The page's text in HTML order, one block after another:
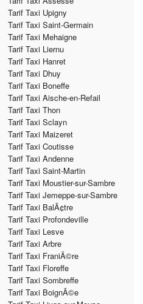
Tarif Taxi Upigny
Tarif Taxi Saint-Germain
Tarif Taxi Mehaigne
Tarif Taxi Liernu
Tarif Taxi Hanret
Tarif Taxi Dhuy
Tarif Taxi Boneffe
Tarif Taxi Aische-en-Refail
Tarif Taxi Thon
Tarif Taxi Sclayn
Tarif Taxi Maizeret
Tarif Taxi Coutisse
Tarif Taxi Andenne
Tarif Taxi Saint-Martin
Tarif Taxi Moustier-sur-Sambre
Tarif Taxi Jemeppe-sur-Sambre
Tarif Taxi BalÃ¢tre
Tarif Taxi Profondeville
Tarif Taxi Lesve
Tarif Taxi Arbre
Tarif Taxi FraniÃ©re
Tarif Taxi Floreffe
Tarif Taxi Sombreffe
Tarif Taxi BoignÃ©e